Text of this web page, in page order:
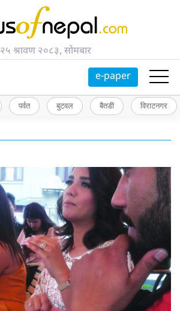
२५ श्रावण २०८३, सोमबार
e-paper
पर्वत बुटवल बैतडी विराटनगर